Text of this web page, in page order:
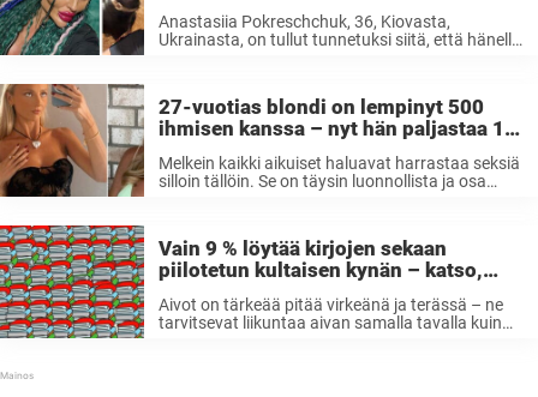
kauneusleikkauksia
Anastasiia Pokreschchuk, 36, Kiovasta,
Ukrainasta, on tullut tunnetuksi siitä, että hänellä
näytti ennen. Hyvissä nauruissa emme ...
27-vuotias blondi on lempinyt 500
ihmisen kanssa – nyt hän paljastaa 1
tekevät sängyssä
Melkein kaikki aikuiset haluavat harrastaa seksiä
silloin tällöin. Se on täysin luonnollista ja osa
suurimman osan ajasta. Mutta kysymys ...
Vain 9 % löytää kirjojen sekaan
piilotetun kultaisen kynän – katso,
Aivot on tärkeää pitää virkeänä ja terässä – ne
tarvitsevat liikuntaa aivan samalla tavalla kuin